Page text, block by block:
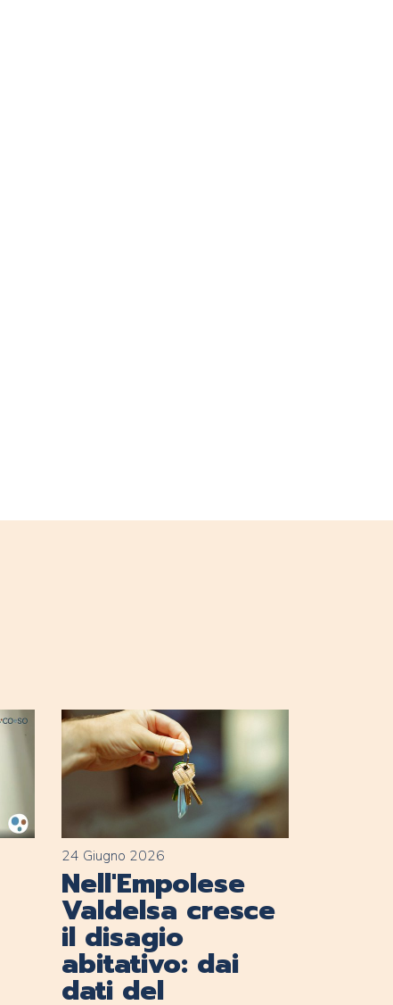
24 Giugno 2026
Nell'Empolese
Valdelsa cresce
il disagio
abitativo: dai
dati del